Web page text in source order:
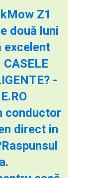
Z1
două luni
excelent
CASELE
-
conductor
direct in